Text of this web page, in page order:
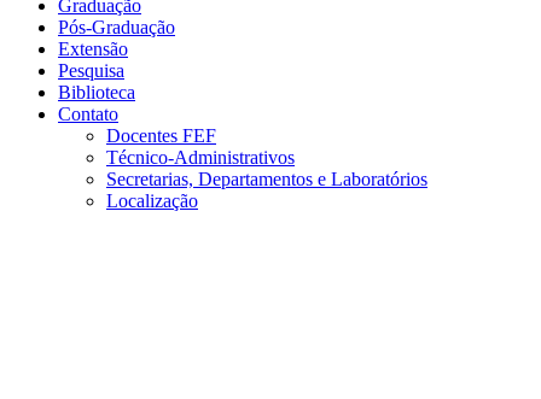
Graduação
Pós-Graduação
Extensão
Pesquisa
Biblioteca
Contato
Docentes FEF
Técnico-Administrativos
Secretarias, Departamentos e Laboratórios
Localização